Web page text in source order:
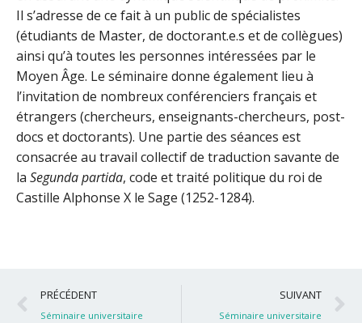
Il s’adresse de ce fait à un public de spécialistes
(étudiants de Master, de doctorant.e.s et de collègues)
ainsi qu’à toutes les personnes intéressées par le
Moyen Âge. Le séminaire donne également lieu à
l’invitation de nombreux conférenciers français et
étrangers (chercheurs, enseignants-chercheurs, post-
docs et doctorants). Une partie des séances est
consacrée au travail collectif de traduction savante de
la Segunda partida, code et traité politique du roi de
Castille Alphonse X le Sage (1252-1284).
Précédent
PRÉCÉDENT
Séminaire universitaire
SUIVANT
Séminaire universitaire